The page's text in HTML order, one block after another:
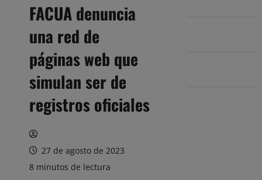
FACUA denuncia
una red de
páginas web que
simulan ser de
registros oficiales
27 de agosto de 2023
8 minutos de lectura